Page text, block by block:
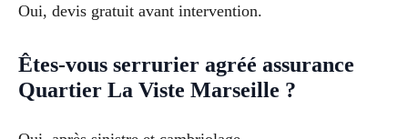
Oui, devis gratuit avant intervention.
Êtes-vous serrurier agréé assurance
Quartier La Viste Marseille ?